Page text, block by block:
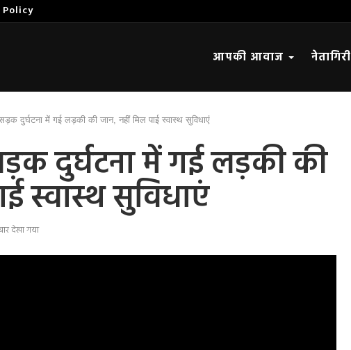
Policy
आपकी आवाज नेतागिरी
दुर्घटना में गई लड़की की जान, नहीं मिल पाई स्वास्थ सुविधाएं
दुर्घटना में गई लड़की की
स्वास्थ सुविधाएं
देखा गया